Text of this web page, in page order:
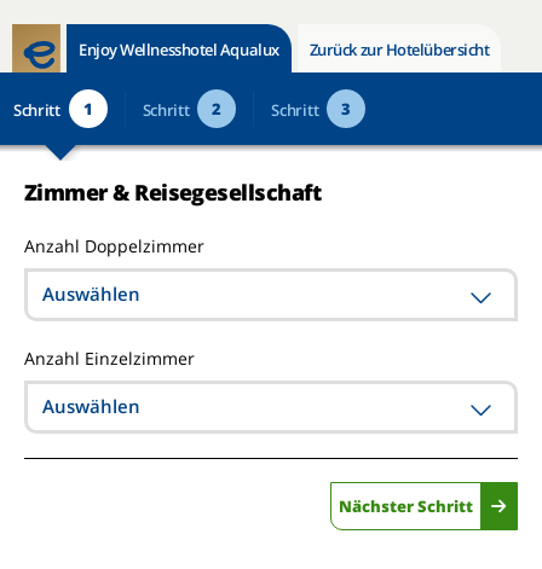
Enjoy Wellnesshotel Aqualux Zurück zur Hotelübersicht
Schritt 1 Schritt 2 Schritt 3
Zimmer & Reisegesellschaft
Anzahl Doppelzimmer
Auswählen
Anzahl Einzelzimmer
Auswählen
Nächster Schritt